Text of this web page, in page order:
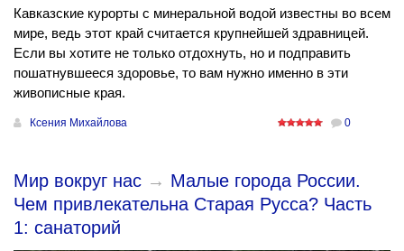
Кавказские курорты с минеральной водой известны во всем
мире, ведь этот край считается крупнейшей здравницей.
Если вы хотите не только отдохнуть, но и подправить
пошатнувшееся здоровье, то вам нужно именно в эти
живописные края.
Ксения Михайлова 0
Мир вокруг нас → Малые города России.
Чем привлекательна Старая Русса? Часть
1: санаторий